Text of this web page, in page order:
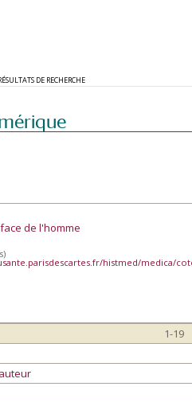
DE RECHERCHE
de l'homme
histmed/medica/
1-19